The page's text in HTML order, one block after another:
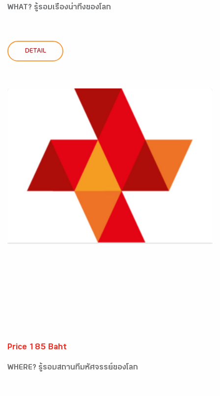
WHAT? รู้รอบเรื่องน่าทึ่งของโลก
DETAIL
Price 185 Baht
WHERE? รู้รอบสถานที่มหัศจรรย์ของโลก